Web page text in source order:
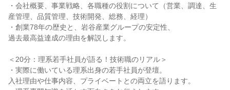
・会社概要、事業戦略、各職種の役割について（営業、調達、生
産管理、品質管理、技術開発、総務、経理）
・創業78年の歴史と、岩谷産業グループの安定性、
過去最高益達成の理由を解説します。
＜20分：理系若手社員が語る！技術職のリアル＞
・実際に働いている理系出身の若手社員が登壇。
入社理由や仕事内容、プライベートとの両立を語ります。